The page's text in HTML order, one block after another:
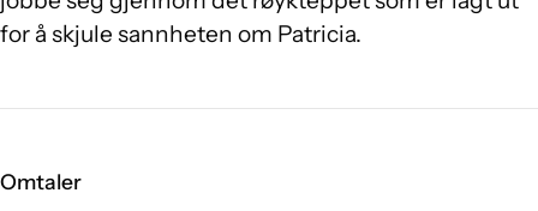
for å skjule sannheten om Patricia.
Omtaler